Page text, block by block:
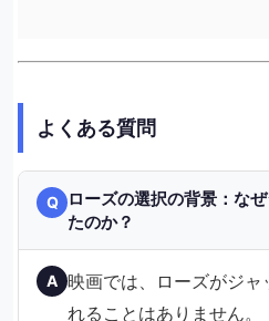
よくある質問
Q
ローズの選択の背景：な
たのか？
A 映画では、ローズがジ
れることはありません。